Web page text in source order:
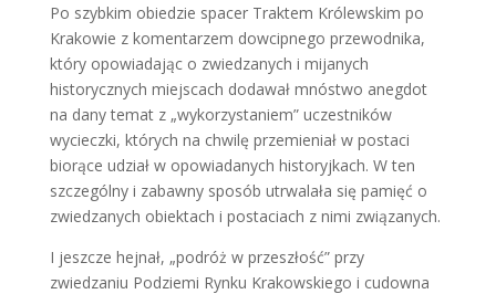
Po szybkim obiedzie spacer Traktem Królewskim po
Krakowie z komentarzem dowcipnego przewodnika,
który opowiadając o zwiedzanych i mijanych
historycznych miejscach dodawał mnóstwo anegdot
na dany temat z „wykorzystaniem” uczestników
wycieczki, których na chwilę przemieniał w postaci
biorące udział w opowiadanych historyjkach. W ten
szczególny i zabawny sposób utrwalała się pamięć o
zwiedzanych obiektach i postaciach z nimi związanych.
I jeszcze hejnał, „podróż w przeszłość” przy
zwiedzaniu Podziemi Rynku Krakowskiego i cudowna